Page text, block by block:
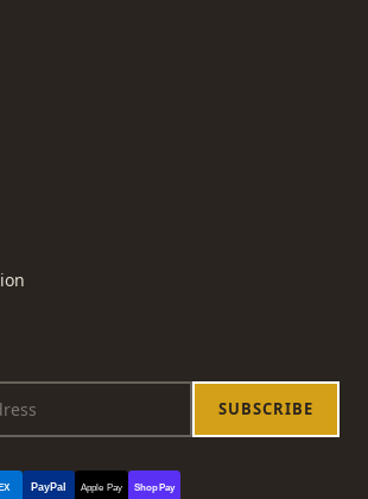
SUBSCRIBE
PayPal Apple Pay Shop Pay